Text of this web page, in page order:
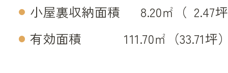
小屋裏収納面積 8.20㎡（ 2.47
有効面積 111.70㎡（33.71坪